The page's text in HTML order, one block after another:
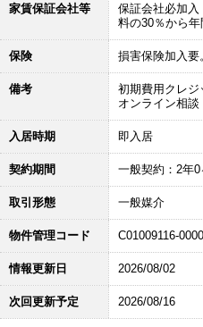
家賃保証会社等
保証会社必加
料の30％から
保険 損害保険加入要
備考
初期費用クレ
オンライン相談
入居時期 即入居
契約期間 一般契約：2年0
取引形態 一般媒介
物件管理コード C01009116-
情報更新日 2026/08/02
次回更新予定 2026/08/16